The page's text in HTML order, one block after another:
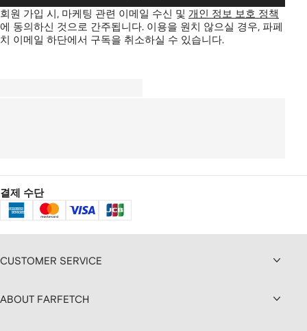
회원 가입 시, 마케팅 관련 이메일 수신 및 개인 정보 보호 정책
에 동의하신 것으로 간주됩니다. 이용을 원치 않으실 경우, 파페
치 이메일 하단에서 구독을 취소하실 수 있습니다.
결제 수단
CUSTOMER SERVICE
ABOUT FARFETCH